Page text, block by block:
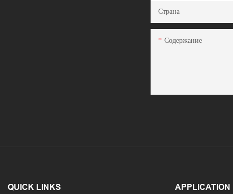
Страна
Содержание
QUICK LINKS APPLICATION